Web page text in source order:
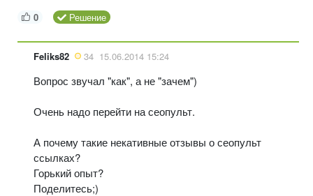
0 Решение
Feliks82 34 15.06.2014 15:24
Вопрос звучал "как", а не "зачем")
Очень надо перейти на сеопульт.
А почему такие некативные отзывы о сеопульт
ссылках?
Горький опыт?
Поделитесь;)